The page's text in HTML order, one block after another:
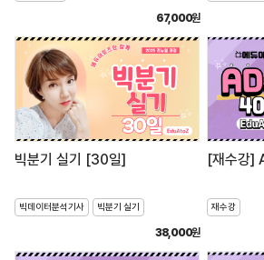
67,000원
빅분기 실기 [30일]
빅데이터분석기사 빅분기 실기
38,000원
[재수강]
재수강